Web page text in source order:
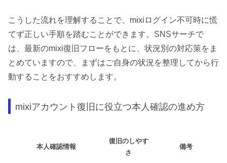
こうした流れを理解することで、mixiログイン不可時に慌
てず正しい手順を踏むことができます。SNSサーチで
は、最新のmixi復旧フローをもとに、状況別の対応策をま
とめていますので、まずはご自身の状況を整理してから行
動することをおすすめします。
mixiアカウント復旧に役立つ本人確認の進め方
本人確認情報
復旧のしやす
さ
備考